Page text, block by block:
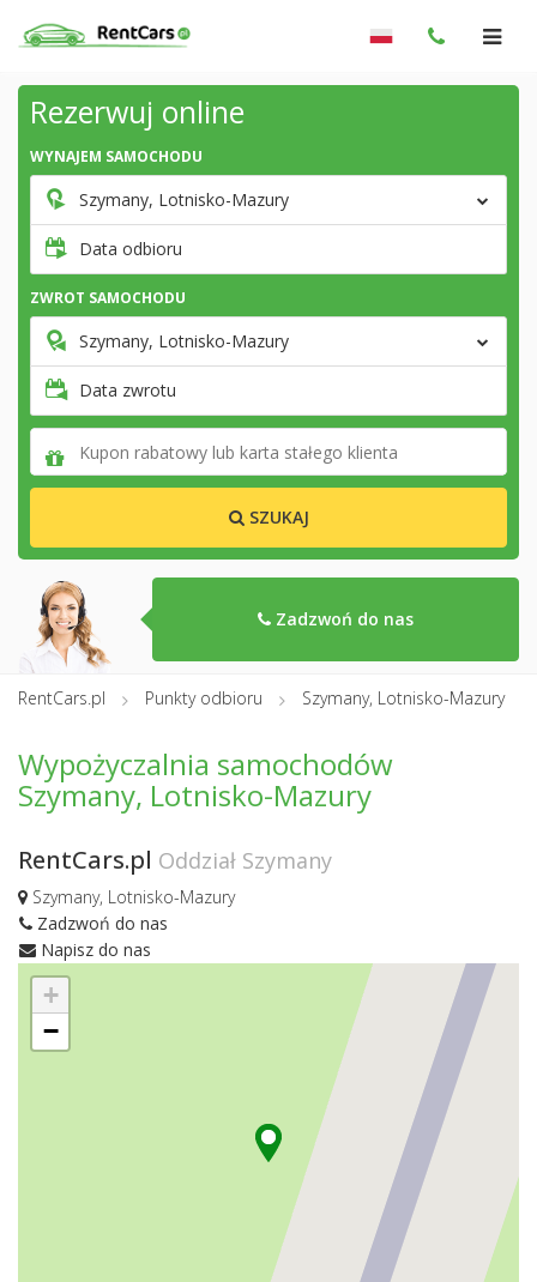
Rezerwuj online
WYNAJEM SAMOCHODU
Szymany, Lotnisko-Mazury
Data odbioru
ZWROT SAMOCHODU
Szymany, Lotnisko-Mazury
Data zwrotu
SZUKAJ
Zadzwoń do nas
RentCars.pl Punkty odbioru Szymany, Lotnisko-Mazury
Wypożyczalnia samochodów
Szymany, Lotnisko-Mazury
RentCars.pl Oddział Szymany
Szymany, Lotnisko-Mazury
Zadzwoń do nas
Napisz do nas
+
−